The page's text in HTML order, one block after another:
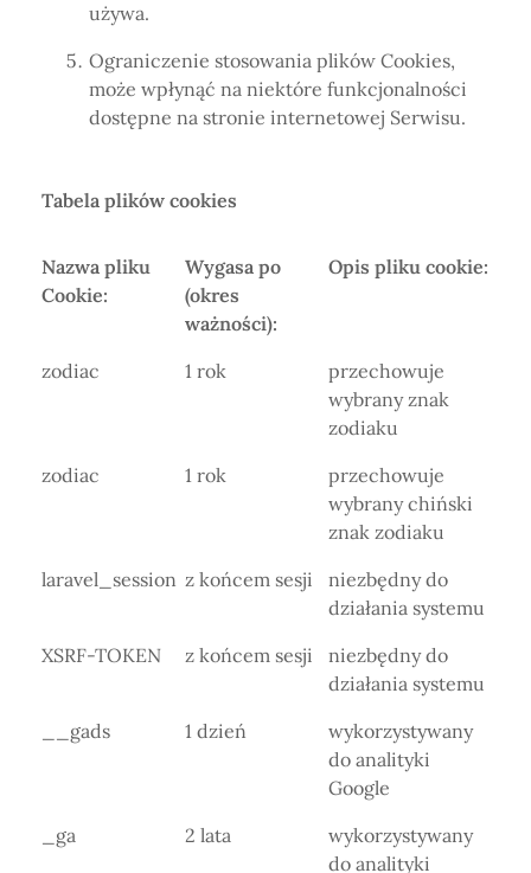
używa.
Ograniczenie stosowania plików Cookies,
może wpłynąć na niektóre funkcjonalności
dostępne na stronie internetowej Serwisu.
Tabela plików cookies
Nazwa pliku
Cookie:
Wygasa po
(okres
ważności):
Opis pliku cookie:
zodiac 1 rok
przechowuje
wybrany znak
zodiaku
zodiac
1 rok
przechowuje
wybrany chiński
znak zodiaku
laravel_session z końcem sesji
niezbędny do
działania systemu
XSRF-TOKEN
z końcem sesji
niezbędny do
działania systemu
__gads
1 dzień
wykorzystywany
do analityki
Google
_ga
2 lata
wykorzystywany
do analityki